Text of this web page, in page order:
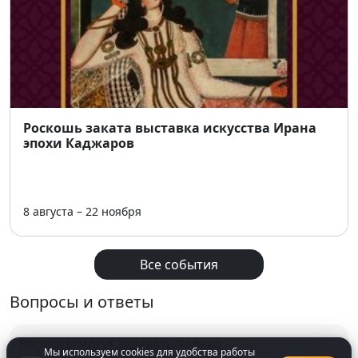
🎟 Стоимость билетов:
• 500 ₽ — общий билет
• 400 ₽ — школьники, студенты, пенсионеры
📅 Период работы: до 19 июля
📍 Место: Краеведческий музей, Красный проспект,
23, Новосибирск
Выставка создаёт пространство памяти и уважения
Роскошь заката выставка искусства Ирана
эпохи Каджаров
8 августа – 22 ноября
Все события
Вопросы и ответы
Вопросы могут задавать только
Мы используем cookies для удобства работы